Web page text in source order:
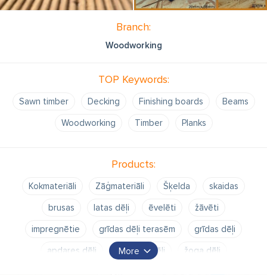
Branch:
Woodworking
TOP Keywords:
Sawn timber Decking Finishing boards
Beams
Woodworking
Timber Planks
Products:
Kokmateriāli Zāģmateriāli Šķelda
skaidas
brusas
latas dēļi ēvelēti
žāvēti
impregnētie
grīdas dēļi terasēm
grīdas dēļi
apdares dēļi
apšuves dēļi
žoga dēļi
More